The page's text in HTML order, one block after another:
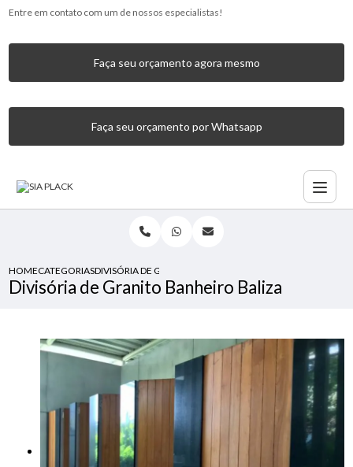
Entre em contato com um de nossos especialistas!
Faça seu orçamento agora mesmo
Faça seu orçamento por Whatsapp
HOMECATEGORIASDIVISÓRIA DE GRANITO BANHEIRO BALIZA
Divisória de Granito Banheiro Baliza